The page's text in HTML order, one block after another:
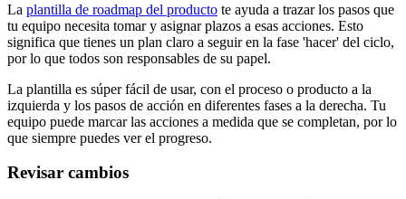
La plantilla de roadmap del producto te ayuda a trazar los pasos que
tu equipo necesita tomar y asignar plazos a esas acciones. Esto
significa que tienes un plan claro a seguir en la fase 'hacer' del ciclo,
por lo que todos son responsables de su papel.
La plantilla es súper fácil de usar, con el proceso o producto a la
izquierda y los pasos de acción en diferentes fases a la derecha. Tu
equipo puede marcar las acciones a medida que se completan, por lo
que siempre puedes ver el progreso.
Revisar cambios